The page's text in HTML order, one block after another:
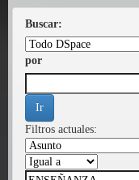
Buscar:
por
Filtros actuales: